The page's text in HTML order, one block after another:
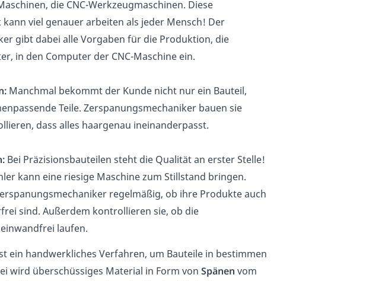
die CNC-Werkzeugmaschinen. Diese
viel genauer arbeiten als jeder Mensch! Der
gibt dabei alle Vorgaben für die Produktion, die
in den Computer der CNC-Maschine ein.
Manchmal bekommt der Kunde nicht nur ein Bauteil,
Teile. Zerspanungsmechaniker bauen sie
dass alles haargenau ineinanderpasst.
Bei Präzisionsbauteilen steht die Qualität an erster Stelle!
kann eine riesige Maschine zum Stillstand bringen.
regelmäßig, ob ihre Produkte auch
sind. Außerdem kontrollieren sie, ob die
laufen.
ein handwerkliches Verfahren, um Bauteile in bestimmen
wird überschüssiges Material in Form von Spänen vom